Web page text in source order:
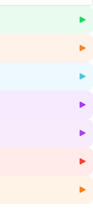
prospective-urbaine-